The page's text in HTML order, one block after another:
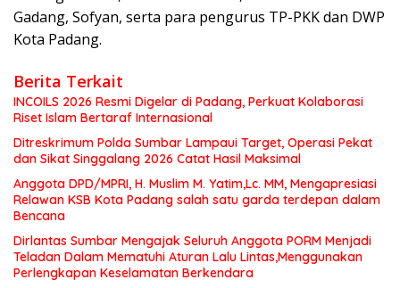
Gadang, Sofyan, serta para pengurus TP-PKK dan DWP
Kota Padang.
Berita Terkait
INCOILS 2026 Resmi Digelar di Padang, Perkuat Kolaborasi
Riset Islam Bertaraf Internasional
Ditreskrimum Polda Sumbar Lampaui Target, Operasi Pekat
dan Sikat Singgalang 2026 Catat Hasil Maksimal
Anggota DPD/MPRI, H. Muslim M. Yatim,Lc. MM, Mengapresiasi
Relawan KSB Kota Padang salah satu garda terdepan dalam
Bencana
Dirlantas Sumbar Mengajak Seluruh Anggota PORM Menjadi
Teladan Dalam Mematuhi Aturan Lalu Lintas,Menggunakan
Perlengkapan Keselamatan Berkendara